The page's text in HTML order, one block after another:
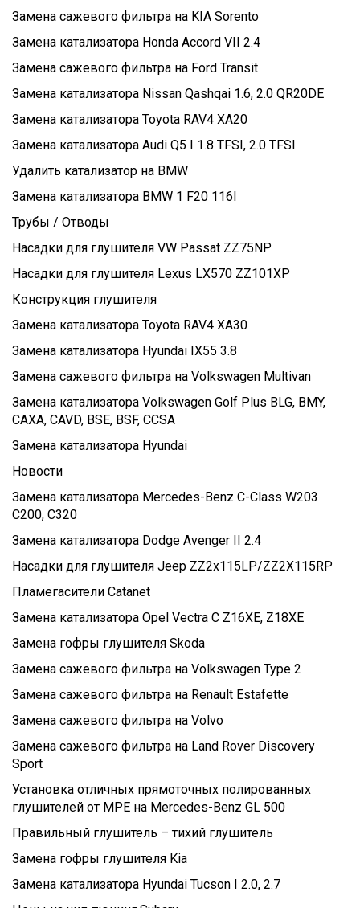
Замена сажевого фильтра на KIA Sorento
Замена катализатора Honda Accord VII 2.4
Замена сажевого фильтра на Ford Transit
Замена катализатора Nissan Qashqai 1.6, 2.0 QR20DE
Замена катализатора Toyota RAV4 XA20
Замена катализатора Audi Q5 I 1.8 TFSI, 2.0 TFSI
Удалить катализатор на BMW
Замена катализатора BMW 1 F20 116I
Трубы / Отводы
Насадки для глушителя VW Passat ZZ75NP
Насадки для глушителя Lexus LX570 ZZ101XP
Конструкция глушителя
Замена катализатора Toyota RAV4 XA30
Замена катализатора Hyundai IX55 3.8
Замена сажевого фильтра на Volkswagen Multivan
Замена катализатора Volkswagen Golf Plus BLG, BMY,
CAXA, CAVD, BSE, BSF, CCSA
Замена катализатора Hyundai
Новости
Замена катализатора Mercedes-Benz C-Class W203
C200, C320
Замена катализатора Dodge Avenger II 2.4
Насадки для глушителя Jeep ZZ2x115LP/ZZ2X115RP
Пламегасители Catanet
Замена катализатора Opel Vectra C Z16XE, Z18XE
Замена гофры глушителя Skoda
Замена сажевого фильтра на Volkswagen Type 2
Замена сажевого фильтра на Renault Estafette
Замена сажевого фильтра на Volvo
Замена сажевого фильтра на Land Rover Discovery
Sport
Установка отличных прямоточных полированных
глушителей от MPE на Mercedes-Benz GL 500
Правильный глушитель – тихий глушитель
Замена гофры глушителя Kia
Замена катализатора Hyundai Tucson I 2.0, 2.7